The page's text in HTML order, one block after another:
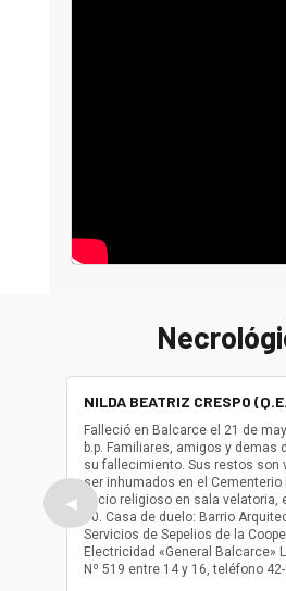
◀
NILDA BEATRIZ CRESPO
Falleció en Balcarce el 21 de
b.p. Familiares, amigos y demas
su fallecimiento. Sus restos son
ser inhumados en el Cementerio
oficio religioso en sala velatoria,
10. Casa de duelo: Barrio
Servicios de Sepelios de la
Electricidad «General Balcarce»
Nº 519 entre 14 y 16, teléfono 42-